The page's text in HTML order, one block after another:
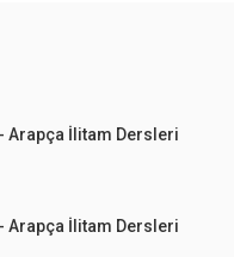
Arapça İlitam Dersleri
Arapça İlitam Dersleri